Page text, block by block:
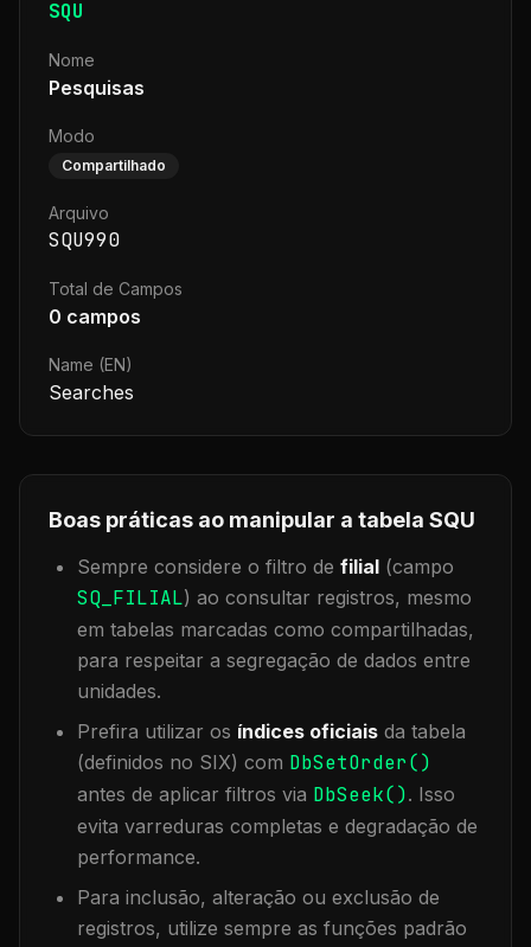
SQU
Nome
Pesquisas
Modo
Compartilhado
Arquivo
SQU990
Total de Campos
0 campos
Name (EN)
Searches
Boas práticas ao manipular a tabela SQU
Sempre considere o filtro de filial (campo
SQ_FILIAL) ao consultar registros, mesmo
em tabelas marcadas como compartilhadas,
para respeitar a segregação de dados entre
unidades.
Prefira utilizar os índices oficiais da tabela
(definidos no SIX) com DbSetOrder()
antes de aplicar filtros via DbSeek(). Isso
evita varreduras completas e degradação de
performance.
Para inclusão, alteração ou exclusão de
registros, utilize sempre as funções padrão